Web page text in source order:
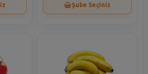
Şube Seçiniz